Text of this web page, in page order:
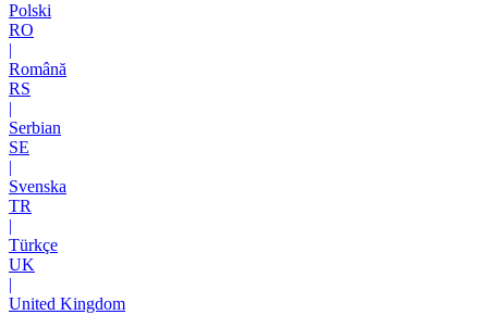
Polski
RO
|
Română
RS
|
Serbian
SE
|
Svenska
TR
|
Türkçe
UK
|
United Kingdom